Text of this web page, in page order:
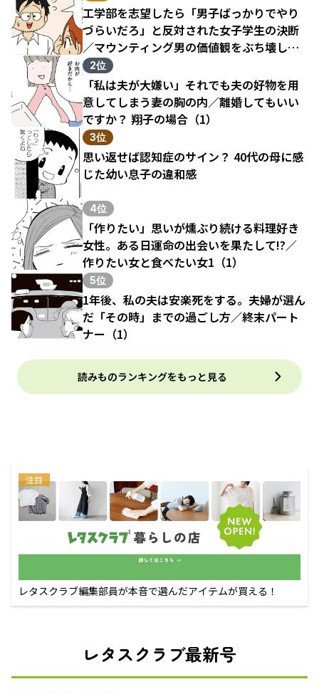
工学部を志望したら「男子ばっかりでやり
づらいだろ」と反対された女子学生の決断
／マウンティング男の価値観をぶち壊した
結果（1）
2位
「私は夫が大嫌い」それでも夫の好物を用
意してしまう妻の胸の内／離婚してもいい
ですか？ 翔子の場合（1）
3位
思い返せば認知症のサイン？ 40代の母に感
じた幼い息子の違和感
4位
「作りたい」思いが燻ぶり続ける料理好き
女性。ある日運命の出会いを果たして!?／
作りたい女と食べたい女1（1）
5位
1年後、私の夫は安楽死をする。夫婦が選ん
だ「その時」までの過ごし方／終末パート
ナー（1）
読みものランキングをもっと見る
注目
レタスクラブ編集部員が本音で選んだアイテムが買える！
レタスクラブ最新号